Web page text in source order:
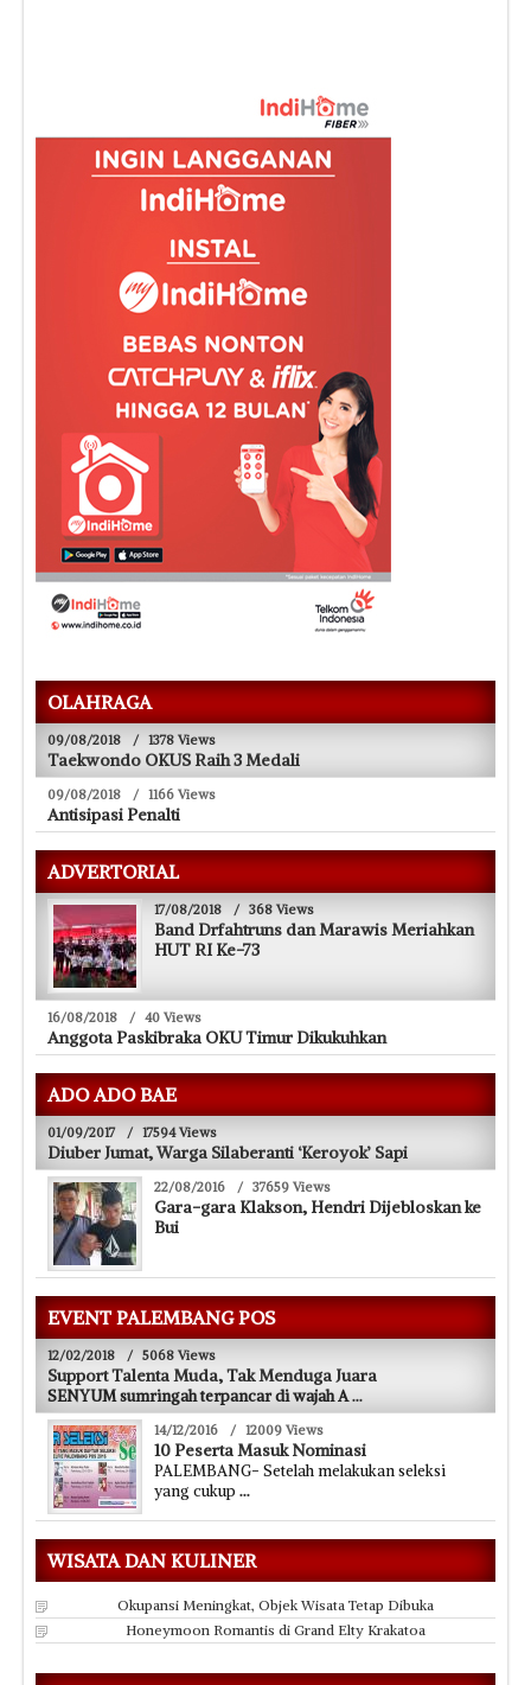
OLAHRAGA
09/08/2018 / 1378 Views
Taekwondo OKUS Raih 3 Medali
09/08/2018 / 1166 Views
Antisipasi Penalti
ADVERTORIAL
17/08/2018 / 368 Views
Band Drfahtruns dan Marawis Meriahkan
HUT RI Ke-73
16/08/2018 / 40 Views
Anggota Paskibraka OKU Timur Dikukuhkan
ADO ADO BAE
01/09/2017 / 17594 Views
Diuber Jumat, Warga Silaberanti ‘Keroyok’ Sapi
22/08/2016 / 37659 Views
Gara-gara Klakson, Hendri Dijebloskan ke
Bui
EVENT PALEMBANG POS
12/02/2018 / 5068 Views
Support Talenta Muda, Tak Menduga Juara
SENYUM sumringah terpancar di wajah A...
14/12/2016 / 12009 Views
10 Peserta Masuk Nominasi
PALEMBANG- Setelah melakukan seleksi
yang cukup ...
WISATA DAN KULINER
Okupansi Meningkat, Objek Wisata Tetap Dibuka
Honeymoon Romantis di Grand Elty Krakatoa